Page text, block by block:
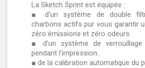
La Sketch Sprint est équipée :
■ d'un système de double
charbons actifs pur vous garantir
zéro émissions et zéro odeurs.
■ d'un système de
pendant l'impression.
■ de la calibration automatique du